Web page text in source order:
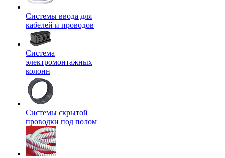
Системы ввода для
кабелей и проводов
Система
электромонтажных
колонн
Системы скрытой
проводки под полом